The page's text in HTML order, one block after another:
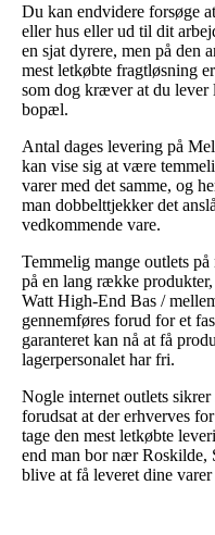
Du kan endvidere forsøge
eller hus eller ud til dit
en sjat dyrere, men på den
mest letkøbte fragtløsning
som dog kræver at du lever
bopæl.
Antal dages levering på
kan vise sig at være
varer med det samme, og
man dobbelttjekker det
vedkommende vare.
Temmelig mange outlets
på en lang række
Watt High-End Bas /
gennemføres forud for et
garanteret kan nå at få
lagerpersonalet har fri.
Nogle internet outlets
forudsat at der erhverves
tage den mest letkøbte
end man bor nær Roskilde,
blive at få leveret dine